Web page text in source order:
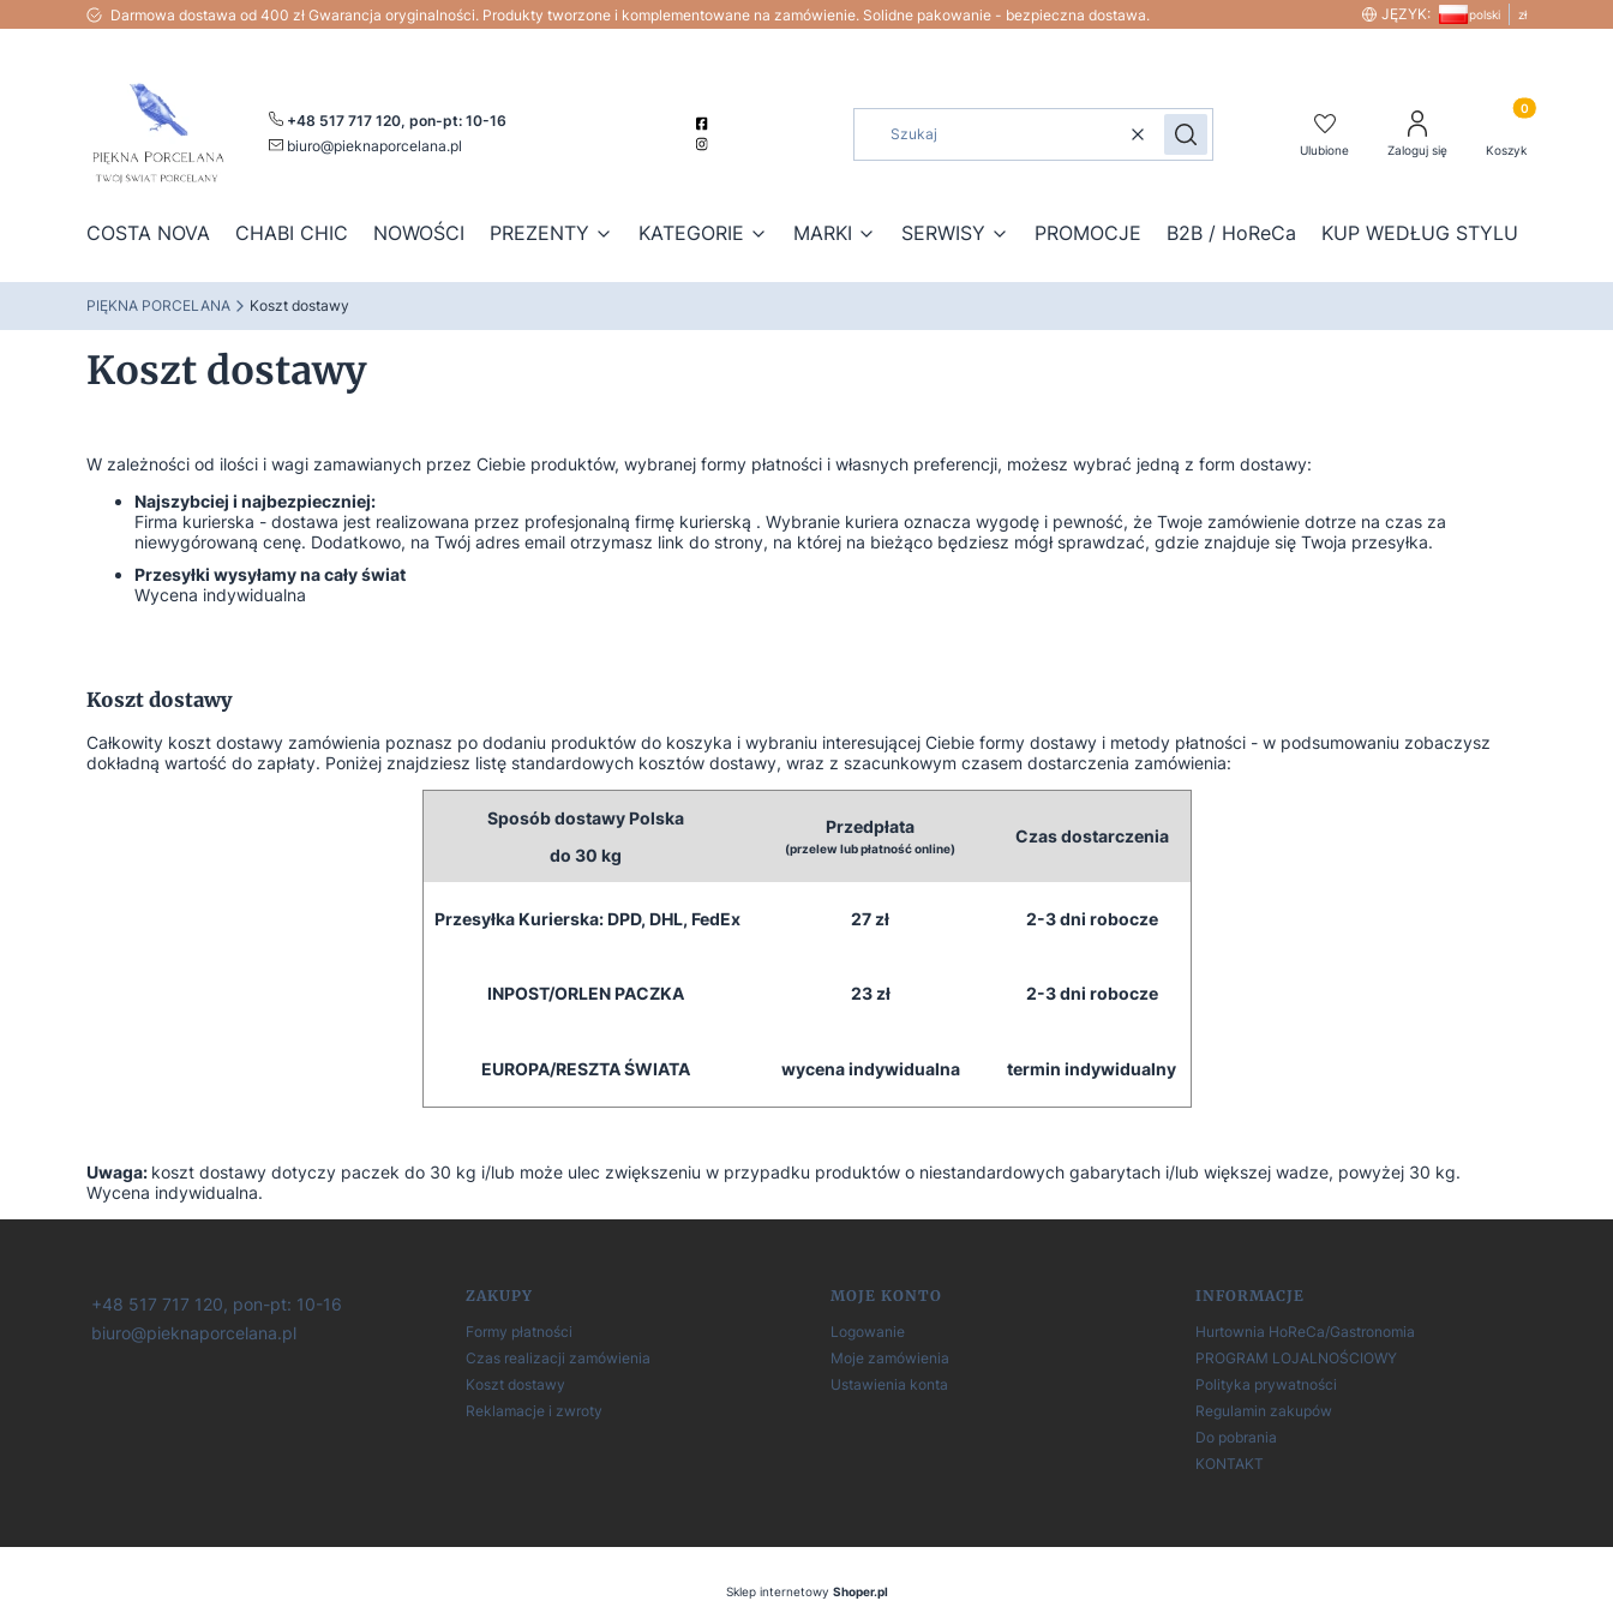
Darmowa dostawa od 400 zł Gwarancja oryginalności. Produkty tworzone i komplementowane na zamówienie. Solidne pakowanie - bezpieczna dostawa. JĘZYK: polski zł
+48 517 717 120, pon-pt: 10-16
biuro@pieknaporcelana.pl
WyczyśćSzukaj Ulubione Zaloguj się
Produkty w
Koszyk
COSTA NOVA CHABI CHIC NOWOŚCI PREZENTY KATEGORIE MARKI SERWISY PROMOCJE B2B / HoReCa KUP WEDŁUG STYLU
PIĘKNA PORCELANA Koszt dostawy
Koszt dostawy
W zależności od ilości i wagi zamawianych przez Ciebie produktów, wybranej formy płatności i własnych preferencji, możesz wybrać jedną z form dostawy:
Najszybciej i najbezpieczniej:
Firma kurierska - dostawa jest realizowana przez profesjonalną firmę kurierską . Wybranie kuriera oznacza wygodę i pewność, że Twoje zamówienie dotrze na czas za
niewygórowaną cenę. Dodatkowo, na Twój adres email otrzymasz link do strony, na której na bieżąco będziesz mógł sprawdzać, gdzie znajduje się Twoja przesyłka.
Przesyłki wysyłamy na cały świat
Wycena indywidualna
Koszt dostawy
Całkowity koszt dostawy zamówienia poznasz po dodaniu produktów do koszyka i wybraniu interesującej Ciebie formy dostawy i metody płatności - w podsumowaniu zobaczysz
dokładną wartość do zapłaty. Poniżej znajdziesz listę standardowych kosztów dostawy, wraz z szacunkowym czasem dostarczenia zamówienia:
Sposób dostawy Polska
do 30 kg
Przedpłata
(przelew lub płatność online)
Czas dostarczenia
Przesyłka Kurierska: DPD, DHL, FedEx 27 zł 2-3 dni robocze
INPOST/ORLEN PACZKA 23 zł 2-3 dni robocze
EUROPA/RESZTA ŚWIATA wycena indywidualna termin indywidualny
Uwaga: koszt dostawy dotyczy paczek do 30 kg i/lub może ulec zwiększeniu w przypadku produktów o niestandardowych gabarytach i/lub większej wadze, powyżej 30 kg.
Wycena indywidualna.
+48 517 717 120, pon-pt: 10-16
biuro@pieknaporcelana.pl
Linki w stopce
ZAKUPY
Formy płatności
Czas realizacji zamówienia
Koszt dostawy
Reklamacje i zwroty
MOJE KONTO
Logowanie
Moje zamówienia
Ustawienia konta
INFORMACJE
Hurtownia HoReCa/Gastronomia
PROGRAM LOJALNOŚCIOWY
Polityka prywatności
Regulamin zakupów
Do pobrania
KONTAKT
Sklep internetowy Shoper.pl